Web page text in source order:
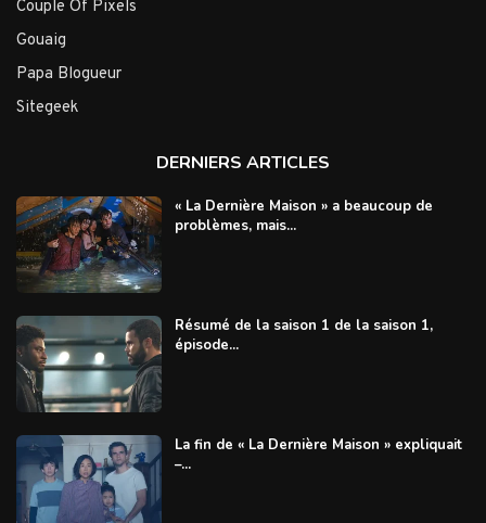
Couple Of Pixels
Gouaig
Papa Blogueur
Sitegeek
DERNIERS ARTICLES
« La Dernière Maison » a beaucoup de
problèmes, mais...
Résumé de la saison 1 de la saison 1,
épisode...
La fin de « La Dernière Maison » expliquait
–...